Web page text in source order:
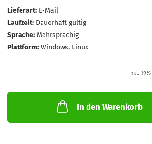
Lieferart: E-Mail
Laufzeit: Dauerhaft gültig
Sprache: Mehrsprachig
Plattform: Windows, Linux
inkl. 19%
In den Warenkorb